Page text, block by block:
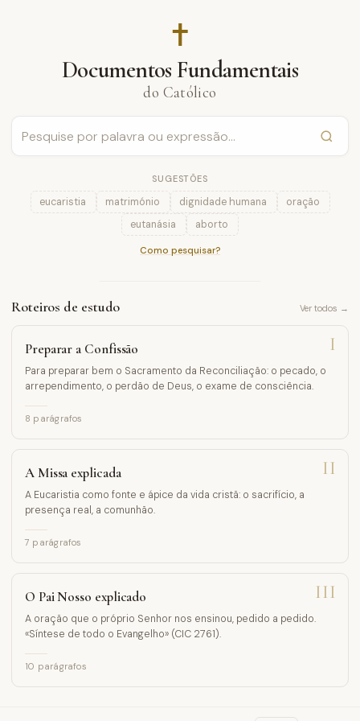
✝︎
Documentos Fundamentais
do Católico
SUGESTÕES
eucaristia matrimónio dignidade humana
oração
eutanásia
aborto
Como pesquisar?
Roteiros de estudo Ver todos →
I
Preparar a Confissão
Para preparar bem o Sacramento da Reconciliação: o pecado, o
arrependimento, o perdão de Deus, o exame de consciência.
8 parágrafos
II
A Missa explicada
A Eucaristia como fonte e ápice da vida cristã: o sacrifício, a
presença real, a comunhão.
7 parágrafos
III
O Pai Nosso explicado
A oração que o próprio Senhor nos ensinou, pedido a pedido.
«Síntese de todo o Evangelho» (CIC 2761).
10 parágrafos